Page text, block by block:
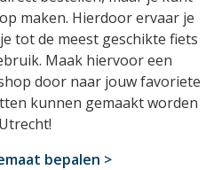
maken. Hierdoor ervaar je
tot de meest geschikte fiets
Maak hiervoor een
door naar jouw favoriete
kunnen gemaakt worden
bepalen >